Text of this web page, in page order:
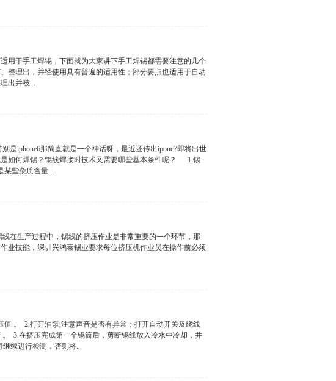
的焊件是各种各样的电子零件和导线，除非在规模生产
行表面清理工作，去除焊接面上的锈迹，油污，灰尘等影响焊
方法。 3.焊剂适量 适量的焊剂是必不可缺的，但是过量的
手工焊锡，下面就为大家讲下手工焊锡都需要注意的几个
整理出，并经使用具有普遍的适用性；部分要点也适用于自动
出并被...
时间对电子产品装配都是有害的，所以在焊料可以保证润湿焊
量传给焊点主要靠增加接触面积，用烙铁对焊点加力对加
件的焊接点往往都是固定在塑料构件上，加力的结果容易造成
焊校焊点；一方面会引起焊锡丝中的焊剂没有足够的时间
是iphone6那简直就是一个神话呀，最近还传出ipone7即将出世
如何焊锡？锡线焊接时技术又需要哪些基本条件呢？ 1.锡
些杂质含量...
可以用同一类锡线进行焊锡的，只有金属有较好可焊性
金，银，锌，镍等具有较好可焊性，而铝、不锈钢等可焊性
产出的锡线才能达到良好的焊接效果。 3.焊点设计合理 4.
兴鸿泰锡业有限公司，网址：www.xht01.com,电话400-
中，锡线的挤压作业是非常重要的一个环节，那
业技能，深圳兴鸿泰锡业要求每位挤压机作业员在操作前必须
业，先后顺序不允许颠倒；同时，作业前检查辅助工具
方便拿...
。 2.打开油泵,注意声音是否有异常；打开自动开关及绕线
3.在挤压完成第一个锡筒后，剪断锡线放入冷水中冷却，并
续进行检测，否则将...